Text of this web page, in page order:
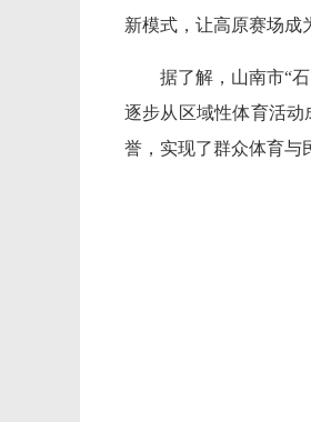
新模式，让高原赛场成
据了解，山南市“
逐步从区域性体育活
誉，实现了群众体育与